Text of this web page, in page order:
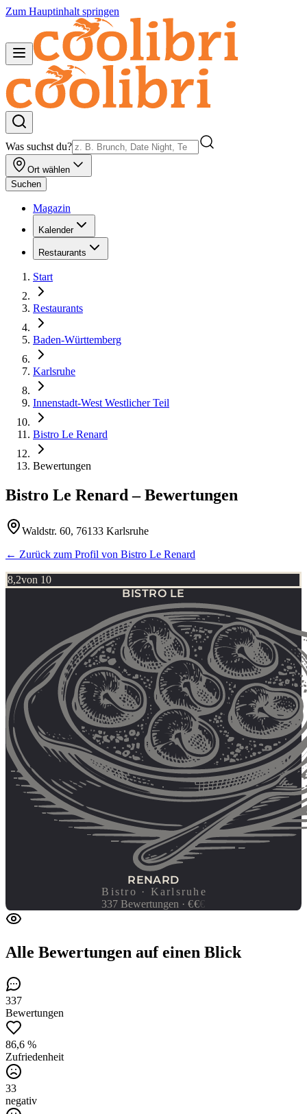
Zum Hauptinhalt springen
Was suchst du?
Ort wählen
Suchen
Magazin
Kalender
Restaurants
Start
Restaurants
Baden-Württemberg
Karlsruhe
Innenstadt-West Westlicher Teil
Bistro Le Renard
Bewertungen
Bistro Le Renard – Bewertungen
Waldstr. 60, 76133 Karlsruhe
← Zurück zum Profil von Bistro Le Renard
8,2von 10
BISTRO LE
RENARD
Bistro · Karlsruhe
337 Bewertungen ·€€€
Alle Bewertungen auf einen Blick
337
Bewertungen
86,6 %
Zufriedenheit
33
negativ